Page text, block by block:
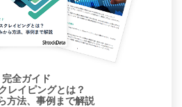
完全ガイド
レイピングとは？
方法、事例まで解説